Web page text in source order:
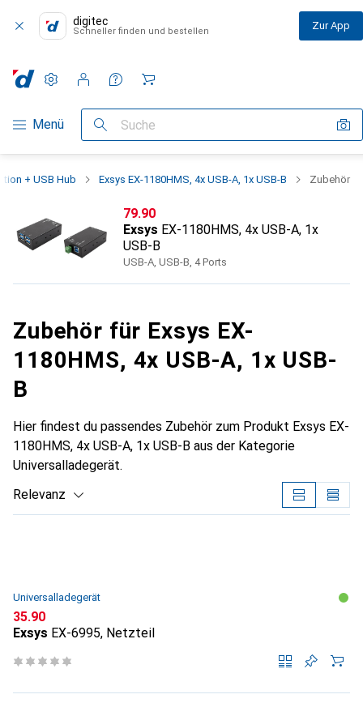
digitec
Schneller finden und bestellen Zur App
Navigation nach Kategorien
Menü Suche
Einstellungen
Kundenkonto
Vergleichslisten
Merklisten
Warenkorb
+ USB Hub Exsys EX-1180HMS, 4x USB-A, 1x USB-B Zubehör
CHF
79.90
Exsys EX-1180HMS, 4x USB-A, 1x
USB-B
USB-A, USB-B, 4 Ports
Zubehör für Exsys EX-
1180HMS, 4x USB-A, 1x USB-
B
Hier findest du passendes Zubehör zum Produkt Exsys EX-
1180HMS, 4x USB-A, 1x USB-B aus der Kategorie
Universalladegerät.
Relevanz
Universalladegerät
CHF
35.90
Exsys EX-6995, Netzteil